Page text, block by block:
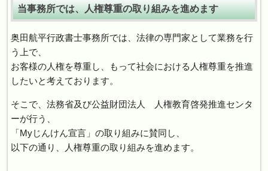
当事務所では、人権尊重の取り組みを進めます
奥田航平行政書士事務所では、法律の専門家として業務を行
う上で、
お客様の人権を尊重し、もって社会における人権尊重を推進
したいと考えております。
そこで、法務省及び公益財団法人 人権教育啓発推進センタ
ーが行う、
「Myじんけん宣言」の取り組みに賛同し、
以下の通り、人権尊重の取り組みを進めます。